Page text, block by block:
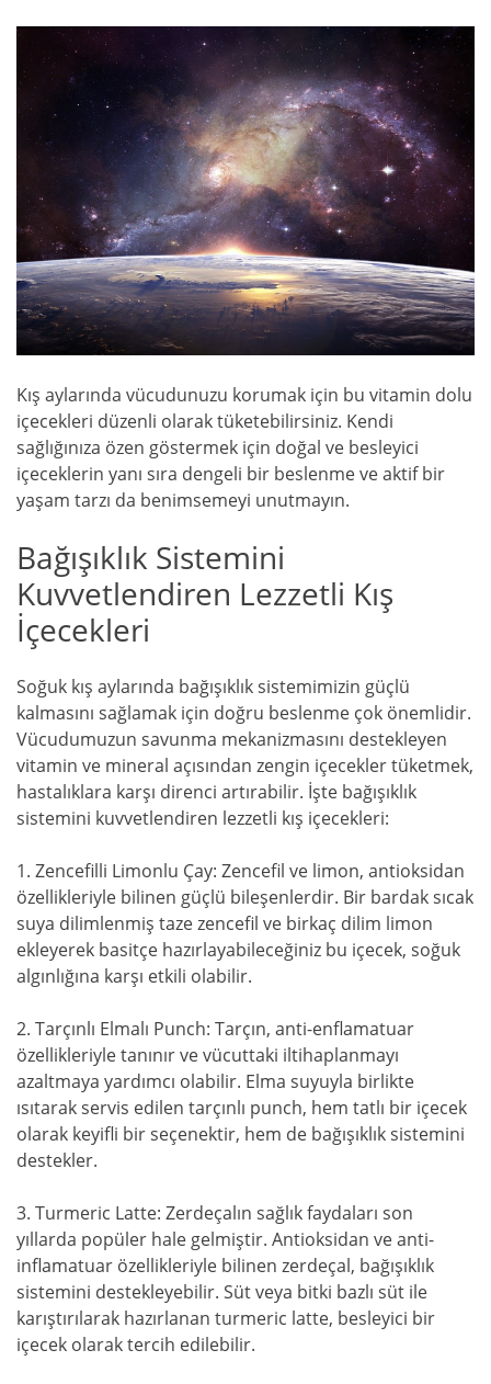
Kış aylarında vücudunuzu korumak için bu vitamin dolu
içecekleri düzenli olarak tüketebilirsiniz. Kendi
sağlığınıza özen göstermek için doğal ve besleyici
içeceklerin yanı sıra dengeli bir beslenme ve aktif bir
yaşam tarzı da benimsemeyi unutmayın.
Bağışıklık Sistemini
Kuvvetlendiren Lezzetli Kış
İçecekleri
Soğuk kış aylarında bağışıklık sistemimizin güçlü
kalmasını sağlamak için doğru beslenme çok önemlidir.
Vücudumuzun savunma mekanizmasını destekleyen
vitamin ve mineral açısından zengin içecekler tüketmek,
hastalıklara karşı direnci artırabilir. İşte bağışıklık
sistemini kuvvetlendiren lezzetli kış içecekleri:
1. Zencefilli Limonlu Çay: Zencefil ve limon, antioksidan
özellikleriyle bilinen güçlü bileşenlerdir. Bir bardak sıcak
suya dilimlenmiş taze zencefil ve birkaç dilim limon
ekleyerek basitçe hazırlayabileceğiniz bu içecek, soğuk
algınlığına karşı etkili olabilir.
2. Tarçınlı Elmalı Punch: Tarçın, anti-enflamatuar
özellikleriyle tanınır ve vücuttaki iltihaplanmayı
azaltmaya yardımcı olabilir. Elma suyuyla birlikte
ısıtarak servis edilen tarçınlı punch, hem tatlı bir içecek
olarak keyifli bir seçenektir, hem de bağışıklık sistemini
destekler.
3. Turmeric Latte: Zerdeçalın sağlık faydaları son
yıllarda popüler hale gelmiştir. Antioksidan ve anti-
inflamatuar özellikleriyle bilinen zerdeçal, bağışıklık
sistemini destekleyebilir. Süt veya bitki bazlı süt ile
karıştırılarak hazırlanan turmeric latte, besleyici bir
içecek olarak tercih edilebilir.